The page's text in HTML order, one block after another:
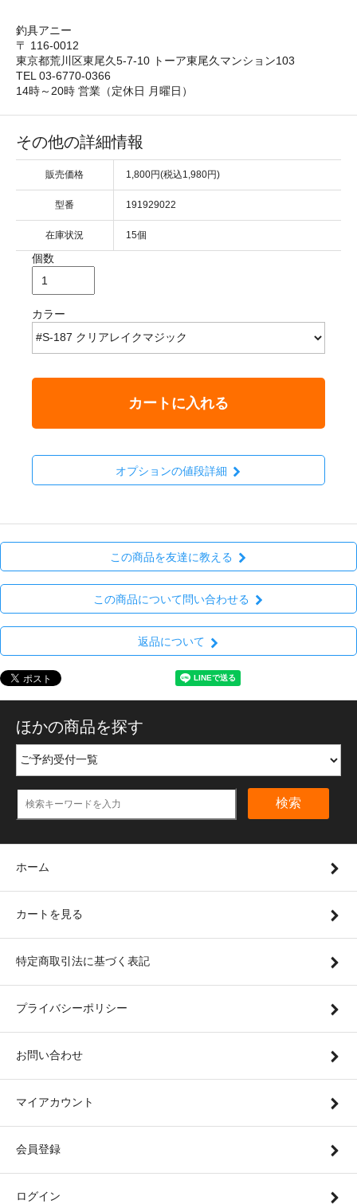
釣具アニー
〒 116-0012
東京都荒川区東尾久5-7-10 トーア東尾久マンション103
TEL 03-6770-0366
14時～20時 営業（定休日 月曜日）
その他の詳細情報
販売価格 1,800円(税込1,980円)
型番 191929022
在庫状況 15個
個数
カラー
カートに入れる
オプションの値段詳細
この商品を友達に教える
この商品について問い合わせる
返品について
ほかの商品を探す
検索
ホーム
カートを見る
特定商取引法に基づく表記
プライバシーポリシー
お問い合わせ
マイアカウント
会員登録
ログイン